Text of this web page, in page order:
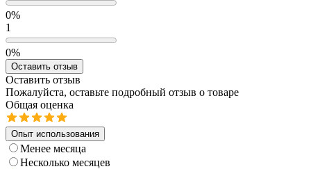
0%
1
0%
Оставить отзыв
Оставить отзыв
Пожалуйста, оставьте подробный отзыв о товаре
Общая оценка
Опыт использования
Менее месяца
Несколько месяцев